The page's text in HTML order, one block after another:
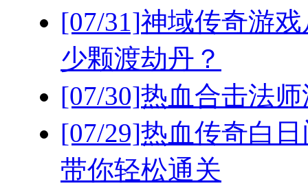
[07/31]神域传奇游
少颗渡劫丹？
[07/30]热血合击法
[07/29]热血传奇白
带你轻松通关